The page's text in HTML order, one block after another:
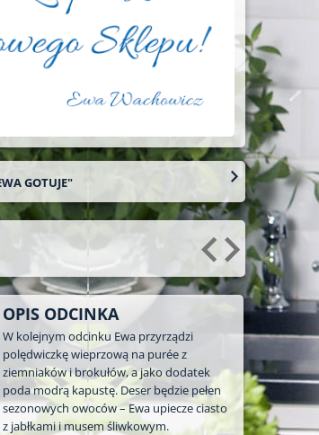
GOTUJE"
OPIS ODCINKA
W kolejnym odcinku Ewa przyrządzi
polędwiczkę wieprzową na purée z
ziemniaków i brokułów, a jako dodatek
poda modrą kapustę. Deser będzie pełen
sezonowych owoców – Ewa upiecze ciasto
z jabłkami i musem śliwkowym.